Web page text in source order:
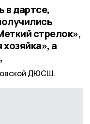
в дартсе,
стрелок»,
а
ДЮСШ.